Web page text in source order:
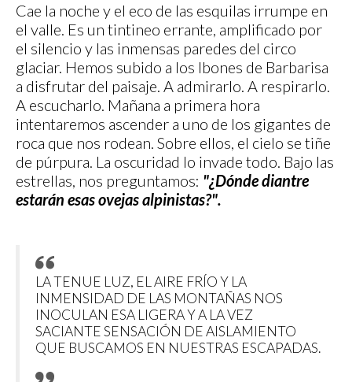
Cae la noche y el eco de las esquilas irrumpe en
el valle. Es un tintineo errante, amplificado por
el silencio y las inmensas paredes del circo
glaciar. Hemos subido a los Ibones de Barbarisa
a disfrutar del paisaje. A admirarlo. A respirarlo.
A escucharlo. Mañana a primera hora
intentaremos ascender a uno de los gigantes de
roca que nos rodean. Sobre ellos, el cielo se tiñe
de púrpura. La oscuridad lo invade todo. Bajo las
estrellas, nos preguntamos: "¿Dónde diantre
estarán esas ovejas alpinistas?".
LA TENUE LUZ, EL AIRE FRÍO Y LA
INMENSIDAD DE LAS MONTAÑAS NOS
INOCULAN ESA LIGERA Y A LA VEZ
SACIANTE SENSACIÓN DE AISLAMIENTO
QUE BUSCAMOS EN NUESTRAS ESCAPADAS.